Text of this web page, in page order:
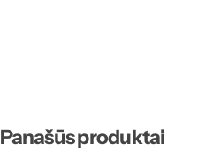
Panašūs produktai